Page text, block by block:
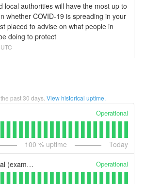
local authorities will have the most up to
whether COVID-19 is spreading in your
placed to advise on what people in
doing to protect
UTC
past30 days. View historical uptime.
Operational
100 % uptime Today
Management Portal (example) Operational